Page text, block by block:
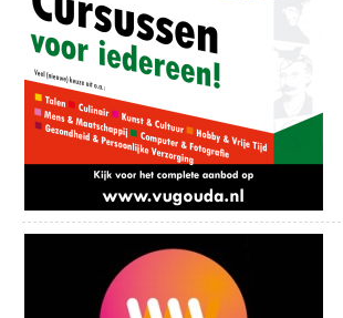
Je kunt de route ook downloaden als app in je
Download de IZI.travel gids, kies vervolgens
‘’Romeinse Limes: Kunstroute Woerden’’
Geniet van de mooie wandeling en ontdek de
geschiedenis in Woerden!
Meer informatie over deze en andere
vinden op de website: http://
doen-in-woerden/routes-wandelen-varen-of-
Nieuw! Restaurant de Bistronoom
Geniet van gastronomie, de kunst van het
ongedwongen sfeer bij Bistronoom
verrassen door de vernieuwende gerechten